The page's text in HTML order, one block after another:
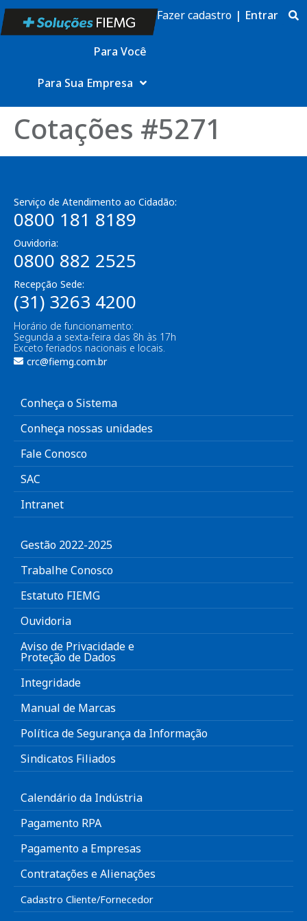
Para Você
Para Sua Empresa
Fazer cadastro | Entrar
Cotações #5271
Serviço de Atendimento ao Cidadão:
0800 181 8189
Ouvidoria:
0800 882 2525
Recepção Sede:
(31) 3263 4200
Horário de funcionamento:
Segunda a sexta-feira das 8h às 17h
Exceto feriados nacionais e locais.
crc@fiemg.com.br
Conheça o Sistema
Conheça nossas unidades
Fale Conosco
SAC
Intranet
Gestão 2022-2025
Trabalhe Conosco
Estatuto FIEMG
Ouvidoria
Aviso de Privacidade e
Proteção de Dados
Integridade
Manual de Marcas
Política de Segurança da Informação
Sindicatos Filiados
Calendário da Indústria
Pagamento RPA
Pagamento a Empresas
Contratações e Alienações
Cadastro Cliente/Fornecedor